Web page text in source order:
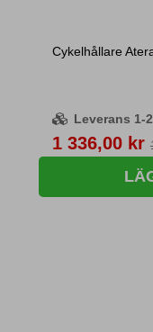
Cykelhållare
Leverans 1-
Pris
1 336,00 kr